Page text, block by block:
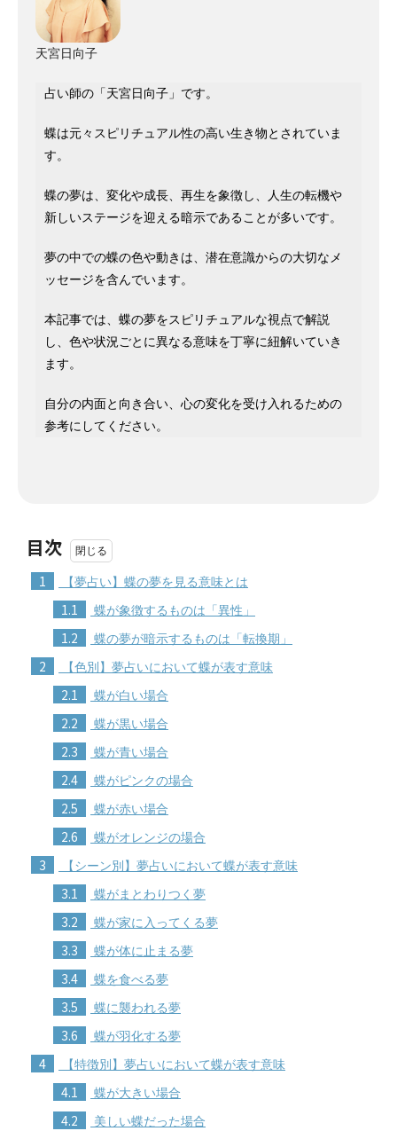
天宮日向子
占い師の「天宮日向子」です。
蝶は元々スピリチュアル性の高い生き物とされていま
す。
蝶の夢は、変化や成長、再生を象徴し、人生の転機や
新しいステージを迎える暗示であることが多いです。
夢の中での蝶の色や動きは、潜在意識からの大切なメ
ッセージを含んでいます。
本記事では、蝶の夢をスピリチュアルな視点で解説
し、色や状況ごとに異なる意味を丁寧に紐解いていき
ます。
自分の内面と向き合い、心の変化を受け入れるための
参考にしてください。
目次
1 【夢占い】蝶の夢を見る意味とは
1.1 蝶が象徴するものは「異性」
1.2 蝶の夢が暗示するものは「転換期」
2 【色別】夢占いにおいて蝶が表す意味
2.1 蝶が白い場合
2.2 蝶が黒い場合
2.3 蝶が青い場合
2.4 蝶がピンクの場合
2.5 蝶が赤い場合
2.6 蝶がオレンジの場合
3 【シーン別】夢占いにおいて蝶が表す意味
3.1 蝶がまとわりつく夢
3.2 蝶が家に入ってくる夢
3.3 蝶が体に止まる夢
3.4 蝶を食べる夢
3.5 蝶に襲われる夢
3.6 蝶が羽化する夢
4 【特徴別】夢占いにおいて蝶が表す意味
4.1 蝶が大きい場合
4.2 美しい蝶だった場合